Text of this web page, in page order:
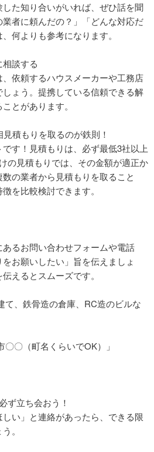
た知り合いがいれば、ぜひ話を聞
者に頼んだの？」「どんな対応だ
何よりも参考になります。
談する
依頼するハウスメーカーや工務店
ょう。提携している信頼できる解
とがあります。
積もりを取るのが鉄則！
す！見積もりは、必ず最低3社以上
の見積もりでは、その金額が適正か
の業者から見積もりを取ること
を比較検討できます。
るお問い合わせフォームや電話
お願いしたい」旨を伝えましょ
えるとスムーズです。
て、鉄骨造の倉庫、RC造のビルな
〇（町名くらいでOK）」
ず立ち会おう！
い」と連絡があったら、できる限
。